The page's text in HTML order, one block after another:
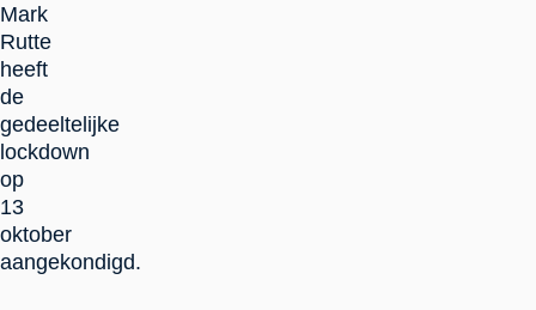
Mark
Rutte
heeft
de
gedeeltelijke
lockdown
op
13
oktober
aangekondigd.